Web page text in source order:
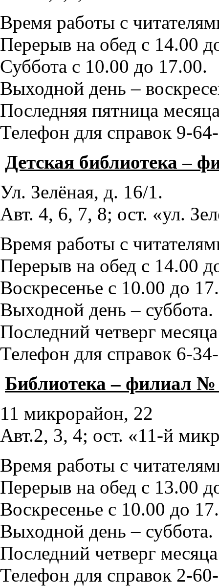
Время работы с
Перерыв на обед с 14.00
Суббота с 10.00 до 17.00.
Выходной день –
Последняя пятница
Телефон для справок 9-
Детская библиотека –
Ул. Зелёная, д. 16/1.
Авт. 4, 6, 7, 8; ост. «ул.
Время работы с
Перерыв на обед с 14.00
Воскресенье с 10.00 до
Выходной день – суббота.
Последний четверг
Телефон для справок 6-
Библиотека – филиал
11 микрорайон, 22
Авт.2, 3, 4; ост. «11-й
Время работы с
Перерыв на обед с 13.00
Воскресенье с 10.00 до
Выходной день – суббота.
Последний четверг
Телефон для справок 2-